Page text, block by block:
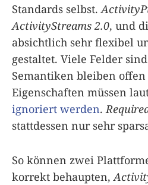
Standards selbst.
ActivityStreams 2.0, und
absichtlich sehr flexibel
gestaltet. Viele Felder
Semantiken bleiben
Eigenschaften müssen
ignoriert werden.
stattdessen nur sehr
So können zwei
korrekt behaupten,